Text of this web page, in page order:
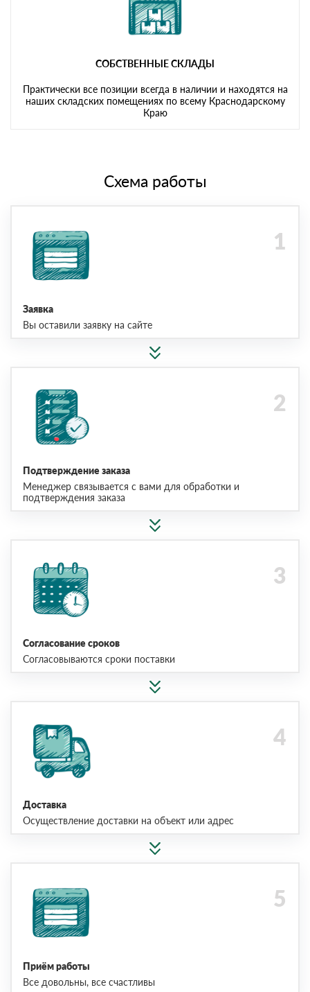
СОБСТВЕННЫЕ СКЛАДЫ
Практически все позиции всегда в наличии и находятся на
наших складских помещениях по всему Краснодарскому
Краю
Схема работы
Заявка
Вы оставили заявку на сайте
Подтверждение заказа
Менеджер связывается с вами для обработки и
подтверждения заказа
Согласование сроков
Согласовываются сроки поставки
Доставка
Осуществление доставки на объект или адрес
Приём работы
Все довольны, все счастливы